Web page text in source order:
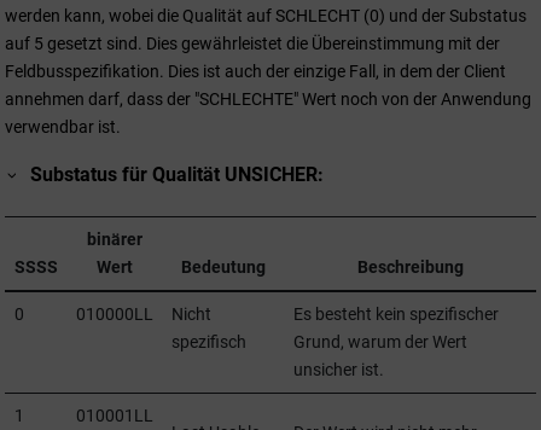
werden kann, wobei die Qualität auf SCHLECHT (0) und der Substatus
auf 5 gesetzt sind. Dies gewährleistet die Übereinstimmung mit der
Feldbusspezifikation. Dies ist auch der einzige Fall, in dem der Client
annehmen darf, dass der "SCHLECHTE" Wert noch von der Anwendung
verwendbar ist.
Substatus für Qualität UNSICHER:
SSSS
binärer
Wert
Bedeutung Beschreibung
0 010000LL
Nicht
spezifisch
Es besteht kein spezifischer
Grund, warum der Wert
unsicher ist.
1
010001LL